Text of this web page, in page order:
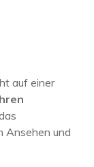
auf einer
Ansehen und